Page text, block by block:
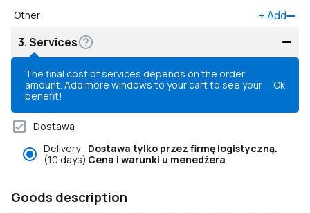
Other: +Add
3.Services
The final cost of services depends on the order
amount. Add more windows to your cart to see your
benefit!
Ok
Dostawa
Delivery
(10 days)
Dostawa tylko przez firmę logistyczną.
Cena i warunki u menedżera
Goods description